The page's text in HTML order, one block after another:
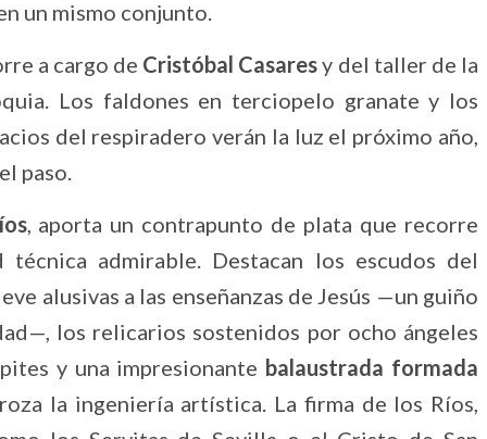
un mismo conjunto.
a cargo de Cristóbal Casaresy del taller de la
Los faldones en terciopelo granate y los
del respiradero verán la luz el próximo año,
paso.
, aporta un contrapunto de plata que recorre
admirable. Destacan los escudos del
alusivas a las enseñanzas de Jesús —un guiño
los relicarios sostenidos por ocho ángeles
y una impresionante balaustrada formada
la ingeniería artística. La firma de los Ríos,